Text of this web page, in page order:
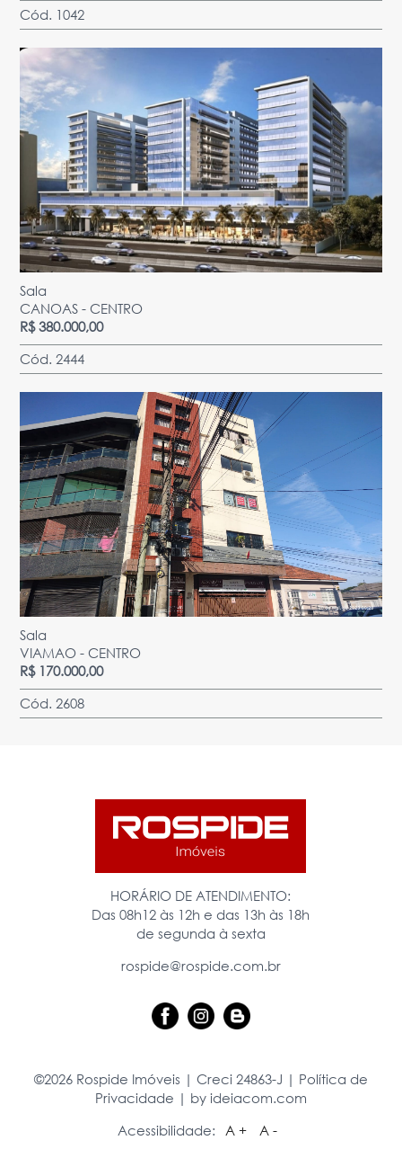
Cód. 1042
Sala
CANOAS - CENTRO
R$ 380.000,00
Cód. 2444
Sala
VIAMAO - CENTRO
R$ 170.000,00
Cód. 2608
HORÁRIO DE ATENDIMENTO:
Das 08h12 às 12h e das 13h às 18h
de segunda à sexta
rospide@rospide.com.br
©2026 Rospide Imóveis | Creci 24863-J | Política de
Privacidade | by ideiacom.com
Acessibilidade:
A + A -